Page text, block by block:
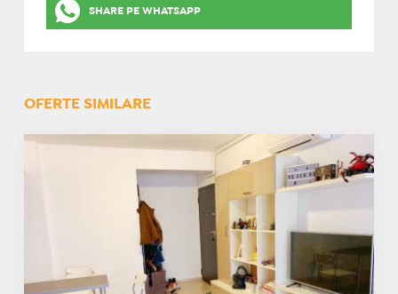
SHARE PE WHATSAPP
OFERTE SIMILARE